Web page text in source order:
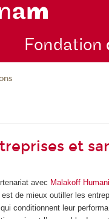
Fondation
et
avec Malakoff
de mieux outiller les
conditionnent leur